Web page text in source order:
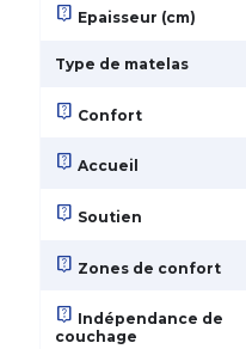
live_help Epaisseur (cm)
Type de matelas
live_help Confort
live_help Accueil
live_help Soutien
live_help Zones de confort
live_help Indépendance de
couchage